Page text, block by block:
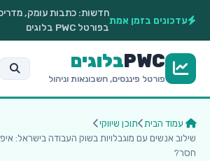
עדכונים בזמן אמת
חדשות: כתבות עומק,
בפורטל PWC בלוגים
PWCבלוגים
פורטל פיננסים, חשבונאות וניהול
עמוד הבית
תוכן שיווקי
שילוב אנשים עם מוגבלויות בשוק העבודה בישראל:
חסר?